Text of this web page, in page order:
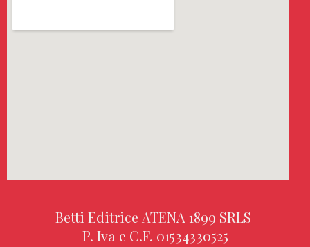
Betti Editrice|ATENA 1899 SRLS|
P. Iva e C.F. 01534330525